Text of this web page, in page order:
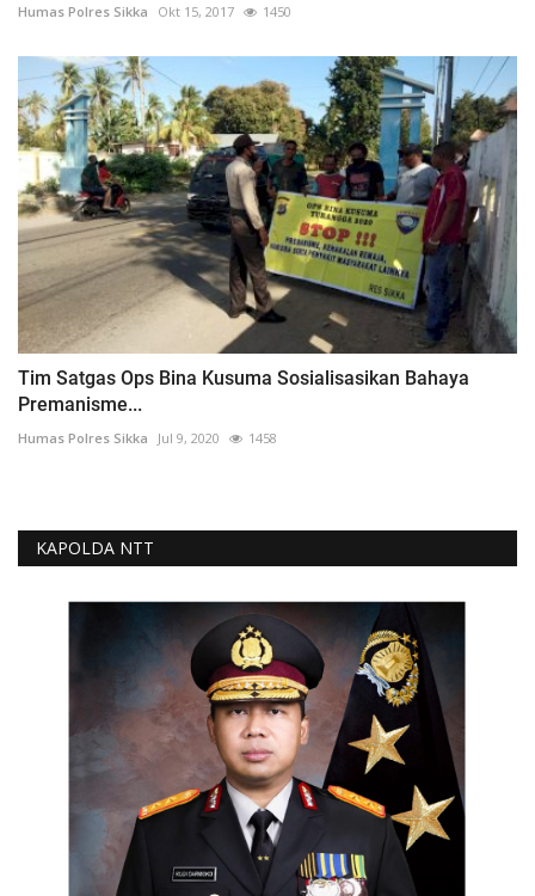
Humas Polres Sikka Okt 15, 2017 1450
Tim Satgas Ops Bina Kusuma Sosialisasikan Bahaya
Premanisme...
Humas Polres Sikka Jul 9, 2020 1458
KAPOLDA NTT